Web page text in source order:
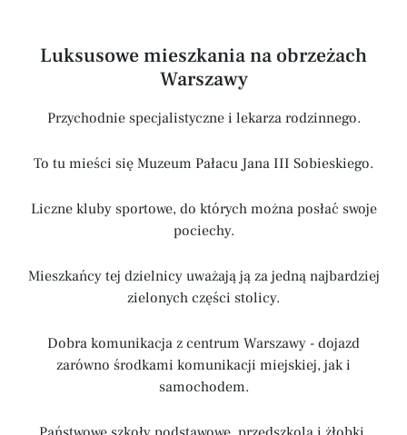
Luksusowe mieszkania na obrzeżach
Warszawy
Przychodnie specjalistyczne i lekarza rodzinnego.
To tu mieści się Muzeum Pałacu Jana III Sobieskiego.
Liczne kluby sportowe, do których można posłać swoje
pociechy.
Mieszkańcy tej dzielnicy uważają ją za jedną najbardziej
zielonych części stolicy.
Dobra komunikacja z centrum Warszawy - dojazd
zarówno środkami komunikacji miejskiej, jak i
samochodem.